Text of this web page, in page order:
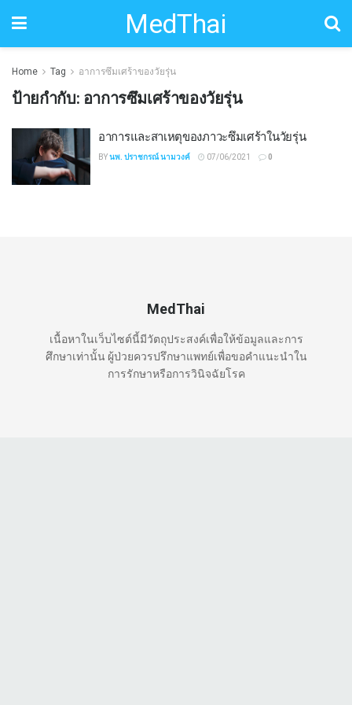
MedThai
Home Tag อาการซึมเศร้าของวัยรุ่น
ป้ายกำกับ: อาการซึมเศร้าของวัยรุ่น
อาการและสาเหตุของภาวะซึมเศร้าในวัยรุ่น
BYนพ. ปราชกรณ์ นามวงค์ 07/06/2021 0
MedThai
เนื้อหาในเว็บไซต์นี้มีวัตถุประสงค์เพื่อให้ข้อมูลและการ
ศึกษาเท่านั้น ผู้ป่วยควรปรึกษาแพทย์เพื่อขอคำแนะนำใน
การรักษาหรือการวินิจฉัยโรค